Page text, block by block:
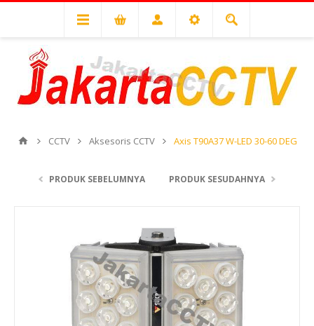
CCTV Aksesoris CCTV Axis T90A37 W-LED 30-60 DEG
PRODUK SEBELUMNYA PRODUK SESUDAHNYA